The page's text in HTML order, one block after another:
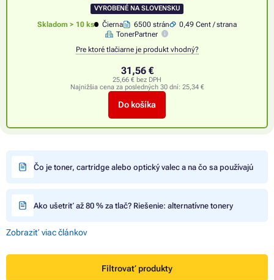
VYROBENÉ NA SLOVENSKU
Skladom > 10 ks Čierna 6500 strán
0,49 Cent / strana
TonerPartner
Pre ktoré tlačiarne je produkt vhodný?
31,56 €
25,66 € bez DPH
Najnižšia cena za posledných 30 dní: 25,34 €
Do košíka
Čo je toner, cartridge alebo optický valec a na čo sa používajú
Ako ušetriť až 80 % za tlač? Riešenie: alternatívne tonery
Zobraziť viac článkov
Filtrovať produkty